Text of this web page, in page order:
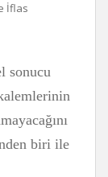
İflas
biri ile